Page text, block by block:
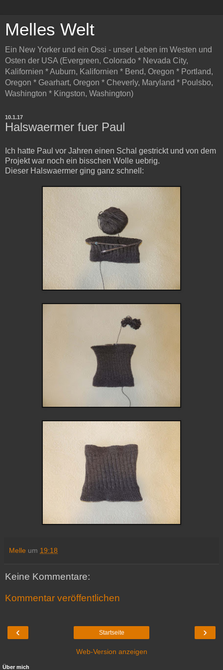
Melles Welt
Ein New Yorker und ein Ossi - unser Leben im Westen und
Osten der USA (Evergreen, Colorado * Nevada City,
Kalifornien * Auburn, Kalifornien * Bend, Oregon * Portland,
Oregon * Gearhart, Oregon * Cheverly, Maryland * Poulsbo,
Washington * Kingston, Washington)
10.1.17
Halswaermer fuer Paul
Ich hatte Paul vor Jahren einen Schal gestrickt und von dem
Projekt war noch ein bisschen Wolle uebrig.
Dieser Halswaermer ging ganz schnell:
Melle um 19:18
Keine Kommentare:
Kommentar veröffentlichen
‹ ›
Startseite
Web-Version anzeigen
Über mich